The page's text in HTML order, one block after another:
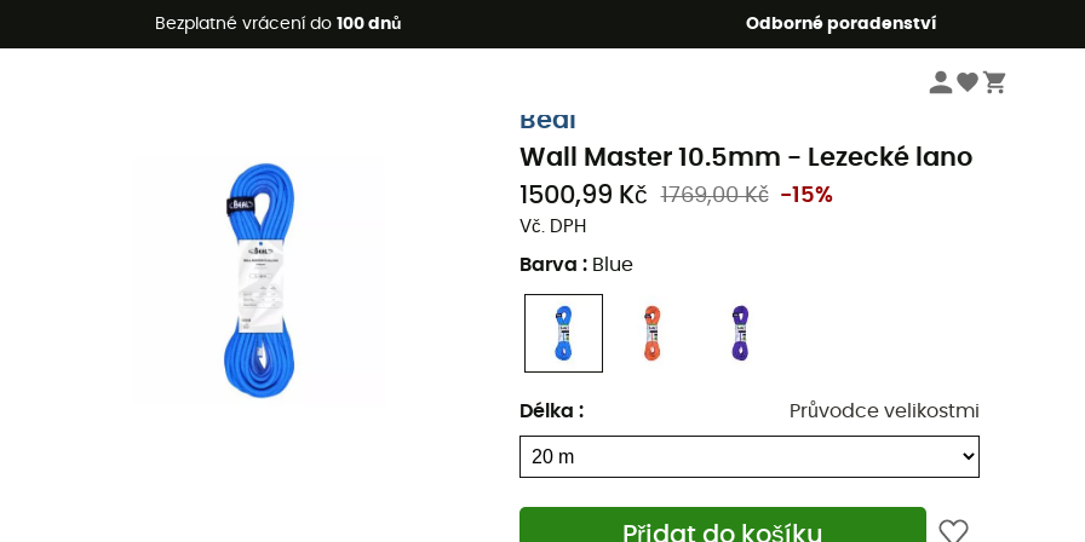
Bezplatné vrácení do 100 dnů Odborné poradenství
akce 🔥 -5 % EXTRA při nákupu 2 produktů* s kódem Summer5
Beal
Wall Master 10.5mm - Lezecké lano
1500,99 Kč
1769,00 Kč -15%
Vč. DPH
Barva : Blue
Délka : Průvodce velikostmi
Přidat do košíku